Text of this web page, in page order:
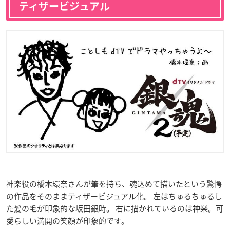
ティザービジュアル
神楽役の橋本環奈さんが筆を持ち、魂込めて描いたという驚愕
の作品をそのままティザービジュアル化。 左はちゅるちゅるし
た髪の毛が印象的な坂田銀時。 右に描かれているのは神楽。可
愛らしい満開の笑顔が印象的です。